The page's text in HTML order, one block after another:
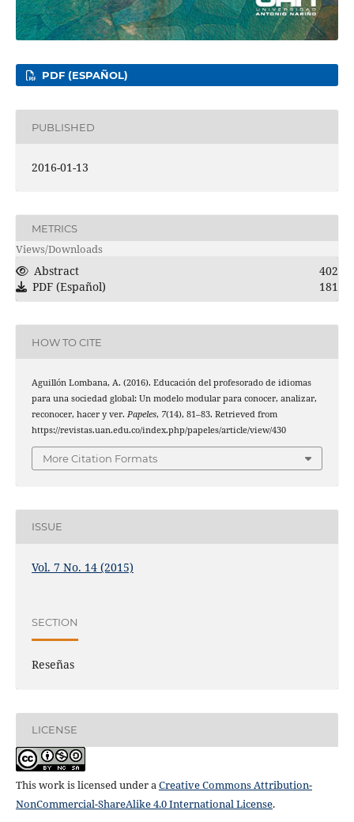
PDF (ESPAÑOL)
PUBLISHED
2016-01-13
METRICS
Views/Downloads
Abstract
402
PDF (Español)
181
HOW TO CITE
Aguillón Lombana, A. (2016). Educación del profesorado de idiomas
para una sociedad global: Un modelo modular para conocer, analizar,
reconocer, hacer y ver. Papeles, 7(14), 81–83. Retrieved from
https://revistas.uan.edu.co/index.php/papeles/article/view/430
More Citation Formats
ISSUE
Vol. 7 No. 14 (2015)
SECTION
Reseñas
LICENSE
This work is licensed under a Creative Commons Attribution-
NonCommercial-ShareAlike 4.0 International License.